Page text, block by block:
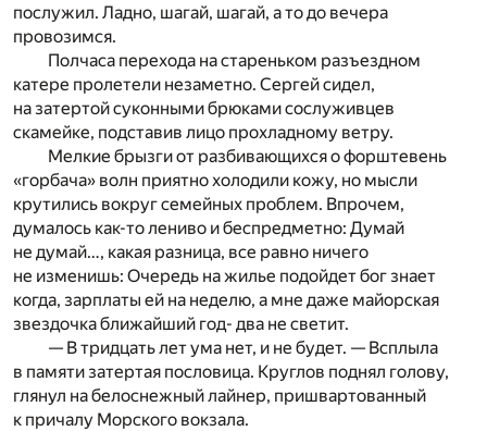
послужил. Ладно, шагай, шагай, а то до вечера
провозимся.
Полчаса перехода на стареньком разъездном
катере пролетели незаметно. Сергей сидел,
на затертой суконными брюками сослуживцев
скамейке, подставив лицо прохладному ветру.
Мелкие брызги от разбивающихся о форштевень
«горбача» волн приятно холодили кожу, но мысли
крутились вокруг семейных проблем. Впрочем,
думалось как-то лениво и беспредметно: Думай
не думай…, какая разница, все равно ничего
не изменишь: Очередь на жилье подойдет бог знает
когда, зарплаты ей на неделю, а мне даже майорская
звездочка ближайший год- два не светит.
— В тридцать лет ума нет, и не будет. — Всплыла
в памяти затертая пословица. Круглов поднял голову,
глянул на белоснежный лайнер, пришвартованный
к причалу Морского вокзала.